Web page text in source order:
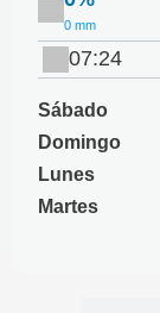
0 mm
07:24
Sábado
Domingo
Lunes
Martes